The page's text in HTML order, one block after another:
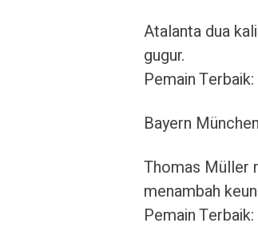
Atalanta dua
gugur.
Pemain
Bayern
Thomas Müller
menambah
Pemain